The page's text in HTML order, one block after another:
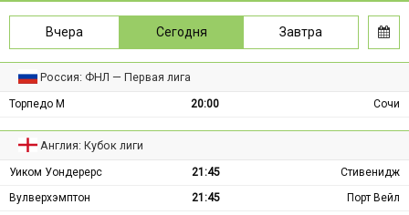
Вчера Сегодня Завтра
Россия: ФНЛ — Первая лига
Торпедо М 20:00 Сочи
Англия: Кубок лиги
Уиком Уондерерс 21:45
Стивенидж
Вулверхэмптон
21:45
Порт Вейл